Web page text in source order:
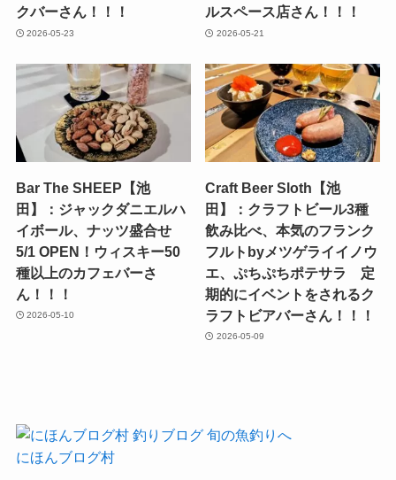
クバーさん！！！
2026-05-23
ルスペース店さん！！！
2026-05-21
Bar The SHEEP【池
田】：ジャックダニエルハ
イボール、ナッツ盛合せ
5/1 OPEN！ウィスキー50
種以上のカフェバーさ
ん！！！
2026-05-10
Craft Beer Sloth【池
田】：クラフトビール3種
飲み比べ、本気のフランク
フルトbyメツゲライイノウ
エ、ぷちぷちポテサラ 定
期的にイベントをされるク
ラフトビアバーさん！！！
2026-05-09
にほんブログ村